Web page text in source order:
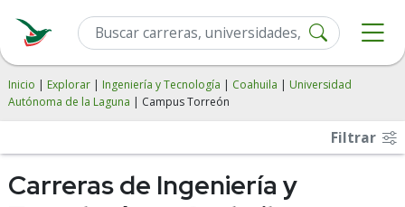
Inicio | Explorar | Ingeniería y Tecnología | Coahuila | Universidad
Autónoma de la Laguna | Campus Torreón
Filtrar
Carreras de Ingeniería y